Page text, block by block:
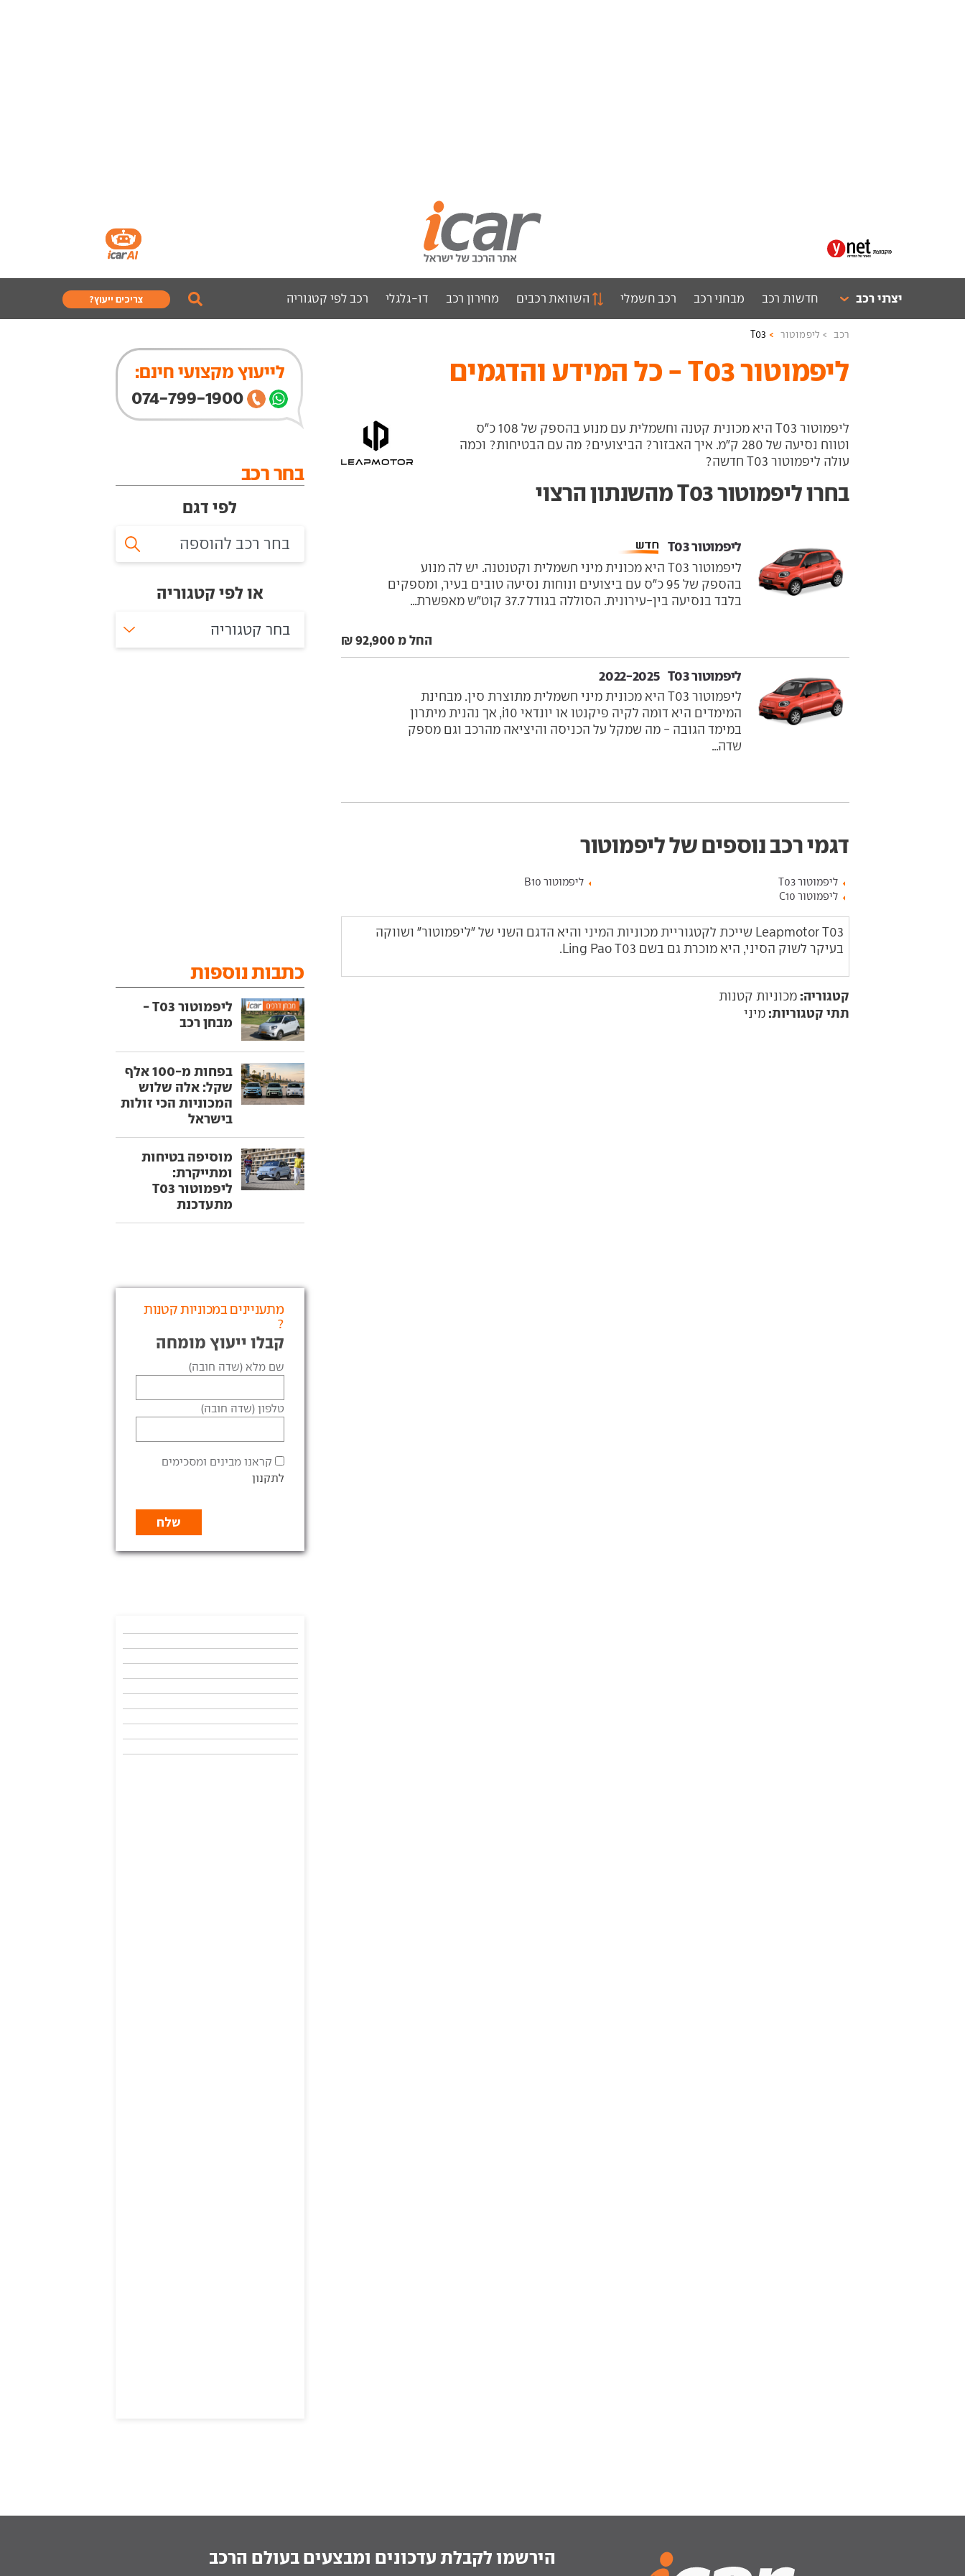
יצרני רכב חדשות רכב מבחני רכב רכב חשמלי השוואת רכבים מחירון רכב דו-גלגלי רכב לפי קטגוריה צריכים ייעוץ?
רכב ליפמוטור T03
ליפמוטור T03 - כל המידע והדגמים
ליפמוטור T03 היא מכונית קטנה וחשמלית עם מנוע בהספק של 108 כ"ס
וטווח נסיעה של 280 ק"מ. איך האבזור? הביצועים? מה עם הבטיחות? וכמה
עולה ליפמוטור T03 חדשה?
בחרו ליפמוטור T03 מהשנתון הרצוי
ליפמוטור T03 ‏
ליפמוטור T03 היא מכונית מיני חשמלית וקטנטנה. יש לה מנוע
בהספק של 95 כ"ס עם ביצועים ונוחות נסיעה טובים בעיר, ומספקים
בלבד בנסיעה בין-עירונית. הסוללה בגודל 37.7 קוט"ש מאפשרת...
החל מ 92,900 ₪
ליפמוטור T03 ‏ 2022-2025
ליפמוטור T03 היא מכונית מיני חשמלית מתוצרת סין. מבחינת
המימדים היא דומה לקיה פיקנטו או יונדאי i10, אך נהנית מיתרון
במימד הגובה - מה שמקל על הכניסה והיציאה מהרכב וגם מספק
שדה...
דגמי רכב נוספים של ליפמוטור
ליפמוטור T03
ליפמוטור B10
ליפמוטור C10
Leapmotor T03 שייכת לקטגוריית מכוניות המיני והיא הדגם השני של "ליפמוטור" ושווקה
בעיקר לשוק הסיני, היא מוכרת גם בשם Ling Pao T03.
קטגוריה: מכוניות קטנות
תתי קטגוריות: מיני
לייעוץ מקצועי חינם:
074-799-1900
בחר רכב
לפי דגם
או לפי קטגוריה
בחר קטגוריה
כתבות נוספות
ליפמוטור T03 -
מבחן רכב
בפחות מ-100 אלף
שקל: אלה שלוש
המכוניות הכי זולות
בישראל
מוסיפה בטיחות
ומתייקרת:
ליפמוטור T03
מתעדכנת
מתעניינים במכוניות קטנות
?
קבלו ייעוץ מומחה
שם מלא (שדה חובה)
טלפון (שדה חובה)
קראנו מבינים ומסכימים
לתקנון
הירשמו לקבלת עדכונים ומבצעים בעולם הרכב